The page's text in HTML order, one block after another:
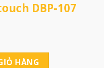
DBP-107
0.7mm số lượng
HÀNG